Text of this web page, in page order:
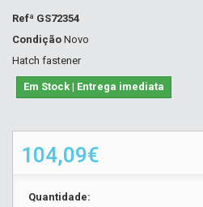
Refª GS72354
Condição Novo
Hatch fastener
Em Stock | Entrega imediata
104,09€
Quantidade: